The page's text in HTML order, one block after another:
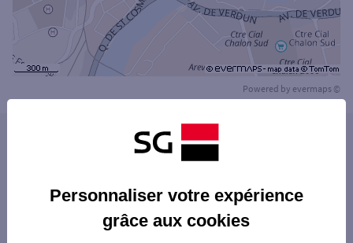
Powered by evermaps ©
Les distributeurs/automates dans les villes à
Les distributeurs/automates dans les
départements limitrophes
Personnaliser votre expérience
grâce aux cookies